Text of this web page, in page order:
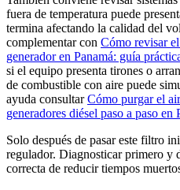
fuera de temperatura puede
termina afectando la calidad del
complementar con Cómo revisar
generador en Panamá: guía
si el equipo presenta tirones o
de combustible con aire puede
ayuda consultarCómo purgar el
generadores diésel paso a paso en
Solo después de pasar este filtro
regulador. Diagnosticar primero y
correcta de reducir tiempos